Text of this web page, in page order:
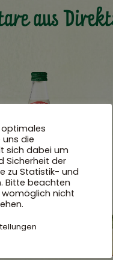
aus
optimales
uns die
sich dabei um
Sicherheit der
zu Statistik- und
Bitte beachten
womöglich nicht